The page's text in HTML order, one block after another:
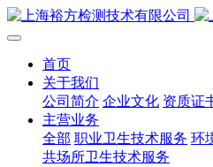
首页
关于我们
公司简介 企业文化 资质证
主营业务
全部 职业卫生技术服务 环
共场所卫生技术服务